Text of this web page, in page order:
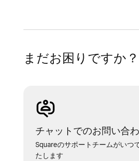
まだお困りですか？
チャットでのお問い合
Squareのサポートチームがいつ
たします